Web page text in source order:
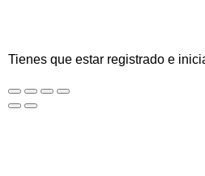
Tienes que estar registrado e